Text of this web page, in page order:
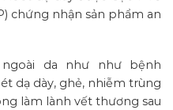
chứng nhận sản phẩm an
da như như bệnh
dạ dày, ghẻ, nhiễm trùng
làm lành vết thương sau